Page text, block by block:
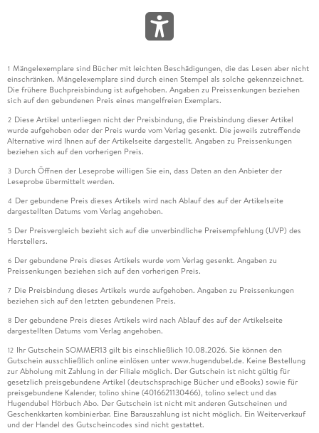
1 Mängelexemplare sind Bücher mit leichten Beschädigungen, die das Lesen aber nicht
einschränken. Mängelexemplare sind durch einen Stempel als solche gekennzeichnet.
Die frühere Buchpreisbindung ist aufgehoben. Angaben zu Preissenkungen beziehen
sich auf den gebundenen Preis eines mangelfreien Exemplars.
2 Diese Artikel unterliegen nicht der Preisbindung, die Preisbindung dieser Artikel
wurde aufgehoben oder der Preis wurde vom Verlag gesenkt. Die jeweils zutreffende
Alternative wird Ihnen auf der Artikelseite dargestellt. Angaben zu Preissenkungen
beziehen sich auf den vorherigen Preis.
3 Durch Öffnen der Leseprobe willigen Sie ein, dass Daten an den Anbieter der
Leseprobe übermittelt werden.
4 Der gebundene Preis dieses Artikels wird nach Ablauf des auf der Artikelseite
dargestellten Datums vom Verlag angehoben.
5 Der Preisvergleich bezieht sich auf die unverbindliche Preisempfehlung (UVP) des
Herstellers.
6 Der gebundene Preis dieses Artikels wurde vom Verlag gesenkt. Angaben zu
Preissenkungen beziehen sich auf den vorherigen Preis.
7 Die Preisbindung dieses Artikels wurde aufgehoben. Angaben zu Preissenkungen
beziehen sich auf den letzten gebundenen Preis.
8 Der gebundene Preis dieses Artikels wird nach Ablauf des auf der Artikelseite
dargestellten Datums vom Verlag angehoben.
12 Ihr Gutschein SOMMER13 gilt bis einschließlich 10.08.2026. Sie können den
Gutschein ausschließlich online einlösen unter www.hugendubel.de. Keine Bestellung
zur Abholung mit Zahlung in der Filiale möglich. Der Gutschein ist nicht gültig für
gesetzlich preisgebundene Artikel (deutschsprachige Bücher und eBooks) sowie für
preisgebundene Kalender, tolino shine (4016621130466), tolino select und das
Hugendubel Hörbuch Abo. Der Gutschein ist nicht mit anderen Gutscheinen und
Geschenkkarten kombinierbar. Eine Barauszahlung ist nicht möglich. Ein Weiterverkauf
und der Handel des Gutscheincodes sind nicht gestattet.